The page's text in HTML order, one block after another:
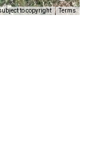
to copyright Terms